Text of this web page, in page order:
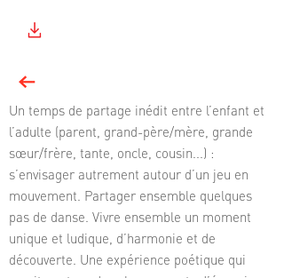
Un temps de partage inédit entre l’enfant et
l’adulte (parent, grand-père/mère, grande
sœur/frère, tante, oncle, cousin...) :
s’envisager autrement autour d’un jeu en
mouvement. Partager ensemble quelques
pas de danse. Vivre ensemble un moment
unique et ludique, d’harmonie et de
découverte. Une expérience poétique qui